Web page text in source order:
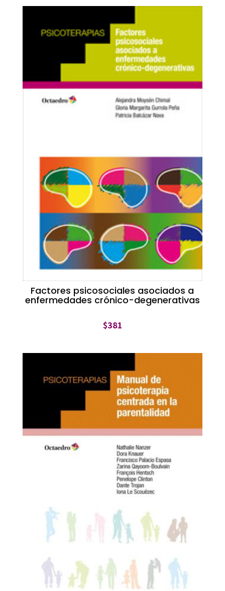
Factores psicosociales asociados a
enfermedades crónico-degenerativas
$381